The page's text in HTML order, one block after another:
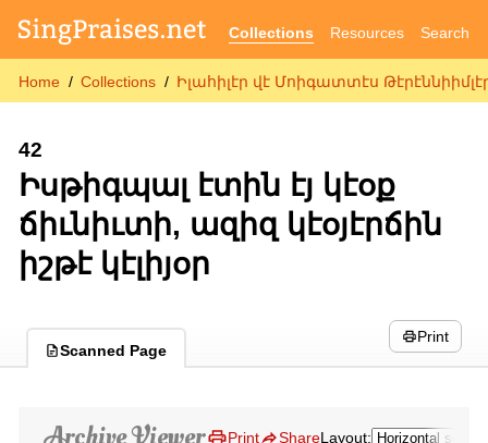
Collections Resources Search
Home Collections Իլահիլէր վէ Մոիգատտէս
42
Իսթիգպալ էտին էյ կէօք
ճիւնիւտի, ազիզ կէօյէրճին
իշթէ կէլիյօր
Scanned Page
Print